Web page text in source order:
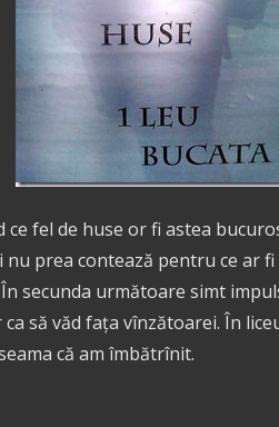
fel de huse or fi astea
prea contează pentru ce ar
secunda următoare simt
ca să văd fața vînzătoarei. În
că am îmbătrînit.